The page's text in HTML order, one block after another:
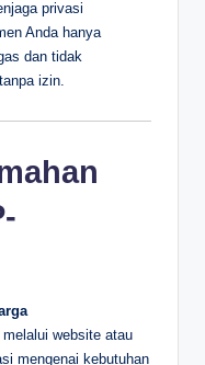
privasi
Anda hanya
dan tidak
izin.
website atau
mengenai kebutuhan